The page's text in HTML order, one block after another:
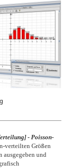
- Poisson-
verteilten Größen
ausgegeben und